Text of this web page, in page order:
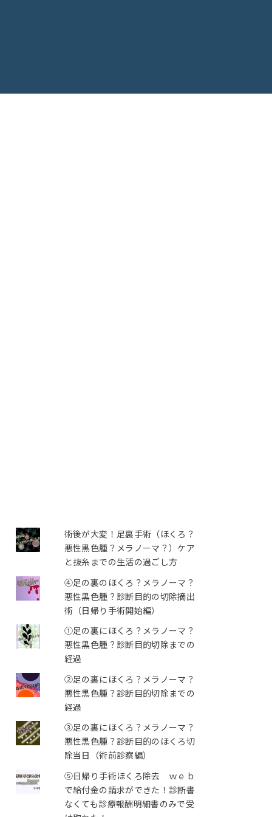
術後が大変！足裏手術（ほくろ？
悪性黒色腫？メラノーマ？）ケア
と抜糸までの生活の過ごし方
④足の裏のほくろ？メラノーマ？
悪性黒色腫？診断目的の切除摘出
術（日帰り手術開始編）
①足の裏にほくろ？メラノーマ？
悪性黒色腫？診断目的切除までの
経過
②足の裏にほくろ？メラノーマ？
悪性黒色腫？診断目的切除までの
経過
③足の裏にほくろ？メラノーマ？
悪性黒色腫？診断目的のほくろ切
除当日（術前診察編）
⑤日帰り手術ほくろ除去 ｗｅｂ
で給付金の請求ができた！診断書
なくても診療報酬明細書のみで受